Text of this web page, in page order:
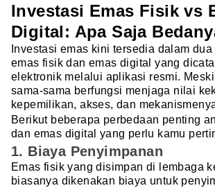
Investasi Emas Fisik vs
Digital: Apa Saja
Investasi emas kini tersedia dalam
emas fisik dan emas digital yang
elektronik melalui aplikasi resmi.
sama-sama berfungsi menjaga nilai
kepemilikan, akses, dan
Berikut beberapa perbedaan penting
dan emas digital yang perlu kamu
1. Biaya Penyimpanan
Emas fisik yang disimpan di lembaga
biasanya dikenakan biaya untuk